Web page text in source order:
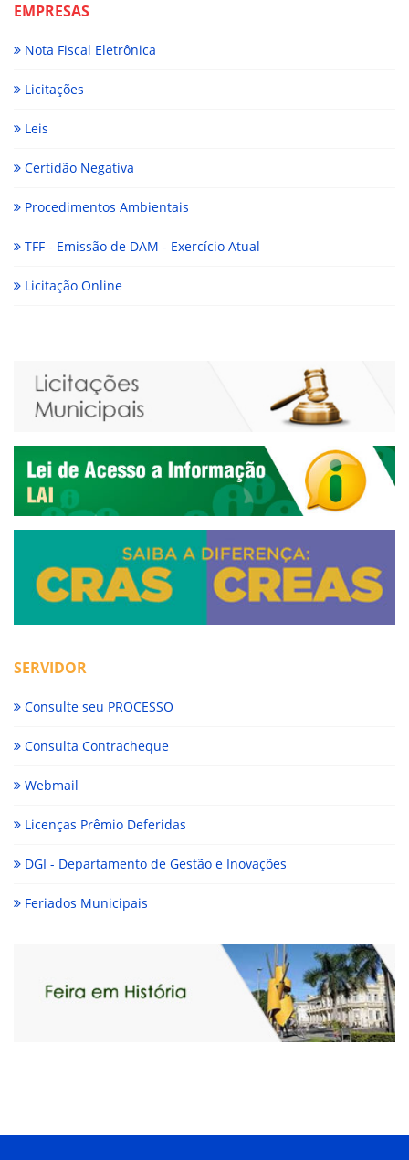
EMPRESAS
Nota Fiscal Eletrônica
Licitações
Leis
Certidão Negativa
Procedimentos Ambientais
TFF - Emissão de DAM - Exercício Atual
Licitação Online
SERVIDOR
Consulte seu PROCESSO
Consulta Contracheque
Webmail
Licenças Prêmio Deferidas
DGI - Departamento de Gestão e Inovações
Feriados Municipais